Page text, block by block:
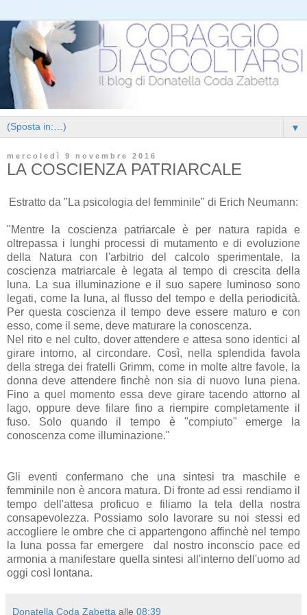
▼
mercoledì 9 novembre 2016
LA COSCIENZA PATRIARCALE
Estratto da "La psicologia del femminile" di Erich Neumann:
"Mentre la coscienza patriarcale è per natura rapida e
oltrepassa i lunghi processi di mutamento e di evoluzione
della Natura con l'arbitrio del calcolo sperimentale, la
coscienza matriarcale è legata al tempo di crescita della
luna. La sua illuminazione e il suo sapere luminoso sono
legati, come la luna, al flusso del tempo e della periodicità.
Per questa coscienza il tempo deve essere maturo e con
esso, come il seme, deve maturare la conoscenza.
Nel rito e nel culto, dover attendere e attesa sono identici al
girare intorno, al circondare. Così, nella splendida favola
della strega dei fratelli Grimm, come in molte altre favole, la
donna deve attendere finchè non sia di nuovo luna piena.
Fino a quel momento essa deve girare tacendo attorno al
lago, oppure deve filare fino a riempire completamente il
fuso. Solo quando il tempo è "compiuto" emerge la
conoscenza come illuminazione."
Gli eventi confermano che una sintesi tra maschile e
femminile non è ancora matura. Di fronte ad essi rendiamo il
tempo dell'attesa proficuo e filiamo la tela della nostra
consapevolezza. Possiamo solo lavorare su noi stessi ed
accogliere le ombre che ci appartengono affinchè nel tempo
la luna possa far emergere dal nostro inconscio pace ed
armonia a manifestare quella sintesi all'interno dell'uomo ad
oggi così lontana.
Donatella Coda Zabetta alle 08:39